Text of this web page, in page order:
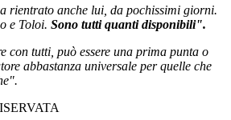
rientrato anche lui, da pochissimi giorni.
e Toloi. Sono tutti quanti disponibili".
con tutti, può essere una prima punta o
abbastanza universale per quelle che